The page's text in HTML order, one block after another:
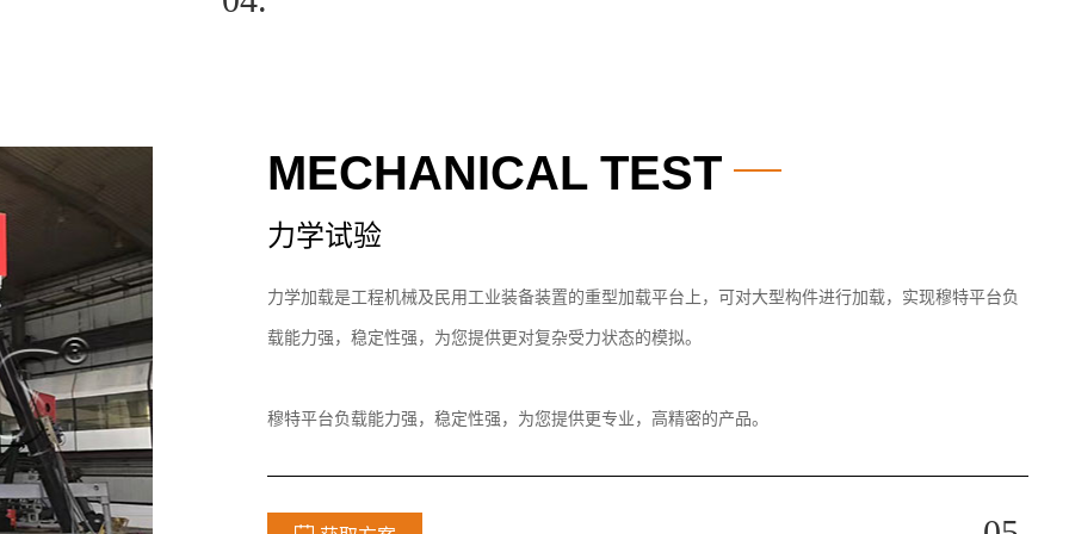
MECHANICAL TEST
力学试验
力学加载是工程机械及民用工业装备装置的重型加载平台上，可对大型构件进行加载，实现穆特平台负
载能力强，稳定性强，为您提供更对复杂受力状态的模拟。
穆特平台负载能力强，稳定性强，为您提供更专业，高精密的产品。